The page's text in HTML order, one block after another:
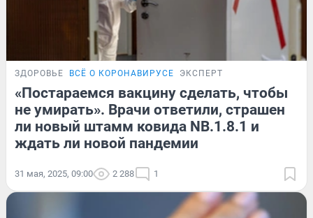
ЗДОРОВЬЕ ВСЁ О КОРОНАВИРУСЕ ЭКСПЕРТ
«Постараемся вакцину сделать, чтобы
не умирать». Врачи ответили, страшен
ли новый штамм ковида NB.1.8.1 и
ждать ли новой пандемии
31 мая, 2025, 09:00 2 288 1